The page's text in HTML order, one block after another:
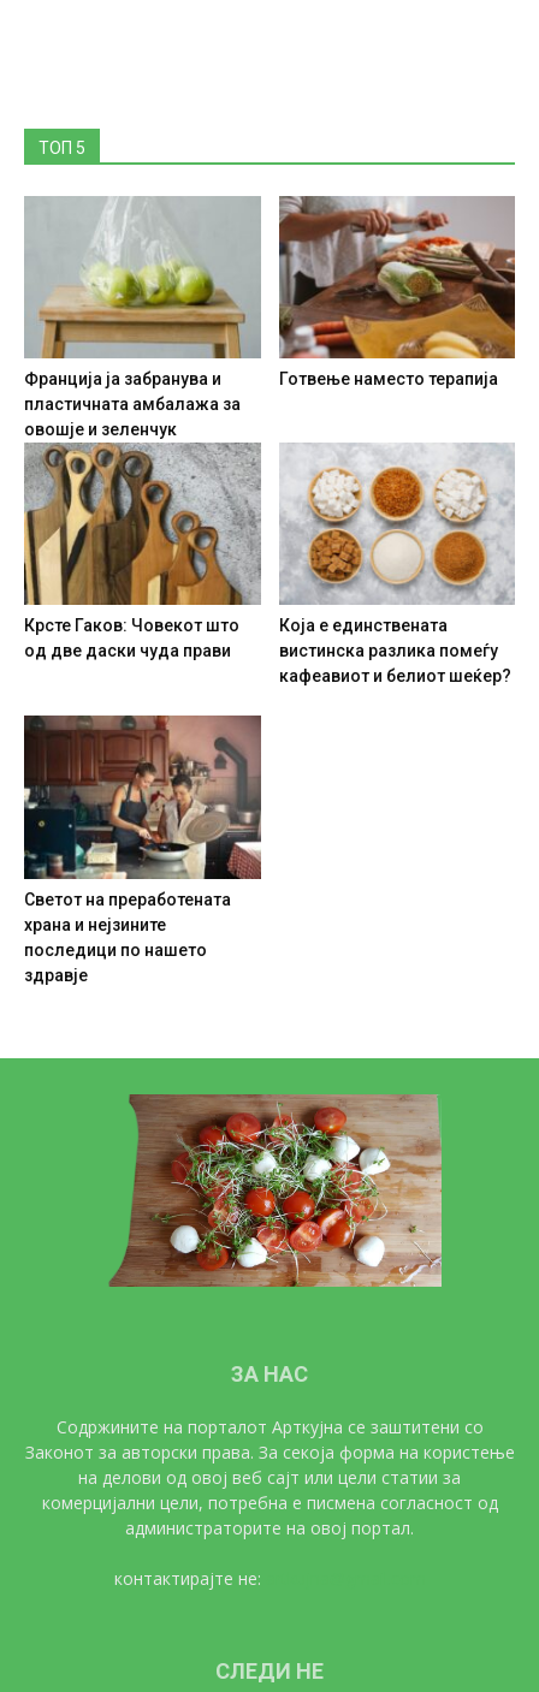
ТОП 5
Франција ја забранува и
пластичната амбалажа за
овошје и зеленчук
Готвење наместо терапија
Крсте Гаков: Човекот што
од две даски чуда прави
Која е единствената
вистинска разлика помеѓу
кафеавиот и белиот шеќер?
Светот на преработената
храна и нејзините
последици по нашето
здравје
ЗА НАС
Содржините на порталот Арткујна се заштитени со
Законот за авторски права. За секоја форма на користење
на делови од овој веб сајт или цели статии за
комерцијални цели, потребна е писмена согласност од
администраторите на овој портал.
контактирајте не:
СЛЕДИ НЕ